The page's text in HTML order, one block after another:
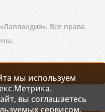
Все права
мы используем
вы соглашаетесь
сервисом.
нам!